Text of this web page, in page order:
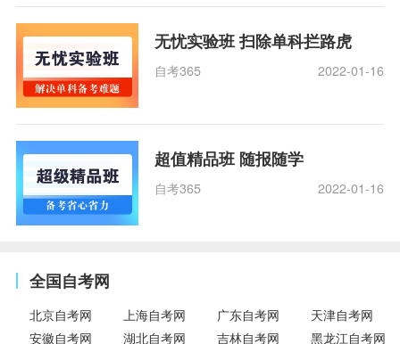
无忧实验班 扫除单科拦路虎
自考365 2022-01-16
超值精品班 随报随学
自考365 2022-01-16
全国自考网
北京自考网 上海自考网 广东自考网
天津自考网
安徽自考网
湖北自考网 吉林自考网 黑龙江自考网